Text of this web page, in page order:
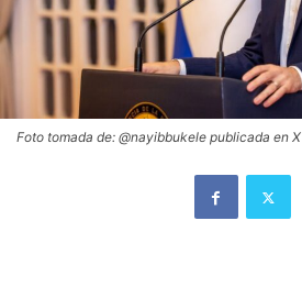
Foto tomada de: @nayibbukele publicada en X